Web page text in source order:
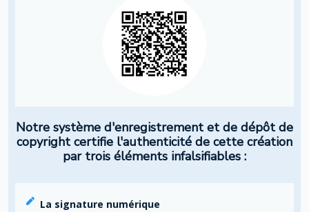
Notre système d'enregistrement et de dépôt de
copyright certifie l'authenticité de cette création
par trois éléments infalsifiables :
La signature numérique